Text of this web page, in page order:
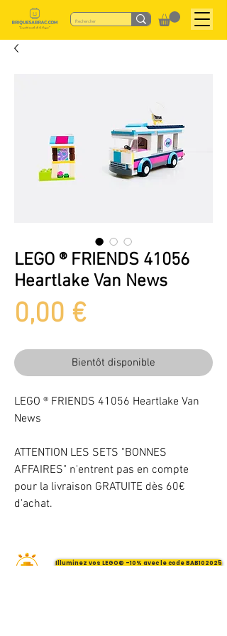
LEGO ® FRIENDS 41056
Heartlake Van News
0,00 €Prix
Bientôt disponible
LEGO ® FRIENDS 41056 Heartlake Van
News
ATTENTION LES SETS "BONNES
AFFAIRES" n'entrent pas en compte
pour la livraison GRATUITE dès 60€
d'achat.
Illuminez vos LEGO® -10% avec le code BAB102025